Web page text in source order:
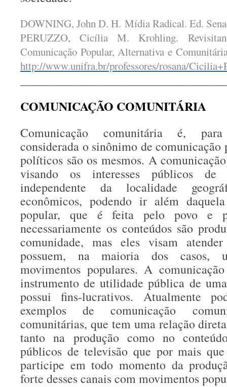
DOWNING, John D. H. Mídia Radical. Ed.
PERUZZO, Cicília M. Krohling.
Comunicação Popular, Alternativa e
http://www.unifra.br/professores/rosana/
COMUNICAÇÃO COMUNITÁRIA
Comunicação comunitária é,
considerada o sinônimo de comunicação
políticos são os mesmos. A
visando os interesses públicos de
independente da localidade
econômicos, podendo ir além
popular, que é feita pelo povo e
necessariamente os conteúdos são
comunidade, mas eles visam
possuem, na maioria dos casos,
movimentos populares. A
instrumento de utilidade pública de
possui fins-lucrativos. Atualmente
exemplos de comunicação
comunitárias, que tem uma relação
tanto na produção como no
públicos de televisão que por mais
participe em todo momento da
forte desses canais com movimentos